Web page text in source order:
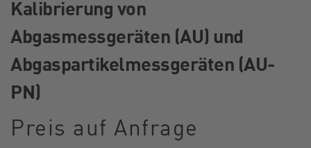
Kalibrierung von
Abgasmessgeräten (AU) und
Abgaspartikelmessgeräten (AU-
PN)
Preis auf Anfrage